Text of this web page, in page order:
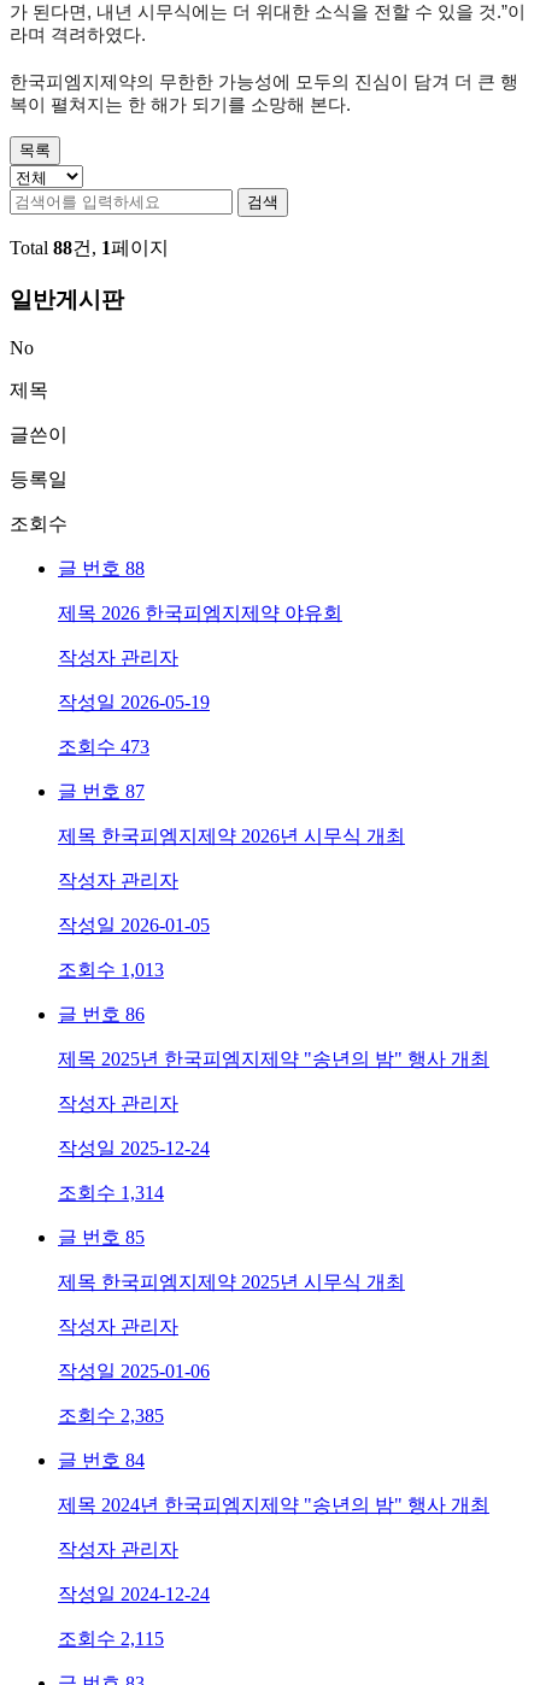
가 된다면 , 내년 시무식에는 더 위대한 소식을 전할 수 있을 것.”이
라며 격려하였다.
한국피엠지제약의 무한한 가능성에 모두의 진심이 담겨 더 큰 행
복이 펼쳐지는 한 해가 되기를 소망해 본다.
목록
검색
Total 88건, 1페이지
일반게시판
No
제목
글쓴이
등록일
조회수
글 번호 88
제목 2026 한국피엠지제약 야유회
작성자 관리자
작성일 2026-05-19
조회수 473
글 번호 87
제목 한국피엠지제약 2026년 시무식 개최
작성자 관리자
작성일 2026-01-05
조회수 1,013
글 번호 86
제목 2025년 한국피엠지제약 "송년의 밤" 행사 개최
작성자 관리자
작성일 2025-12-24
조회수 1,314
글 번호 85
제목 한국피엠지제약 2025년 시무식 개최
작성자 관리자
작성일 2025-01-06
조회수 2,385
글 번호 84
제목 2024년 한국피엠지제약 "송년의 밤" 행사 개최
작성자 관리자
작성일 2024-12-24
조회수 2,115